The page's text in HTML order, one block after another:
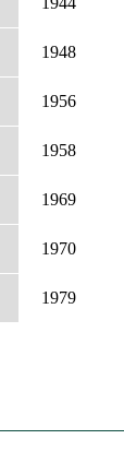
1948
1956
1958
1969
1970
1979